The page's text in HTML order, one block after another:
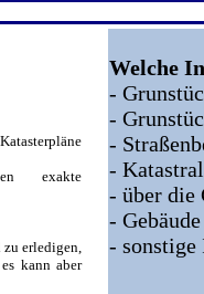
exakte
zu erledigen,
kann aber
Welche
-
-
-
-
- über die
- Gebäude
-